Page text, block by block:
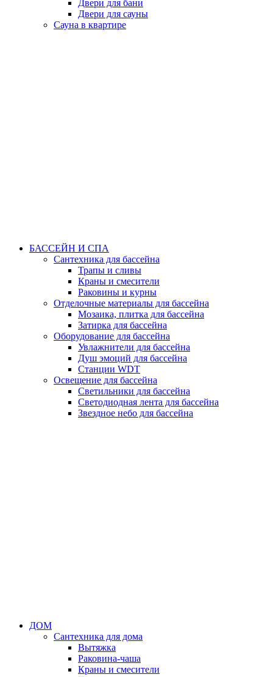
Двери для бани
Двери для сауны
Сауна в квартире
БАССЕЙН И СПА
Сантехника для бассейна
Трапы и сливы
Краны и смесители
Раковины и курны
Отделочные материалы для бассейна
Мозаика, плитка для бассейна
Затирка для бассейна
Оборудование для бассейна
Увлажнители для бассейна
Душ эмоций для бассейна
Станции WDT
Освещение для бассейна
Светильники для бассейна
Светодиодная лента для бассейна
Звездное небо для бассейна
ДОМ
Сантехника для дома
Вытяжка
Раковина-чаша
Краны и смесители